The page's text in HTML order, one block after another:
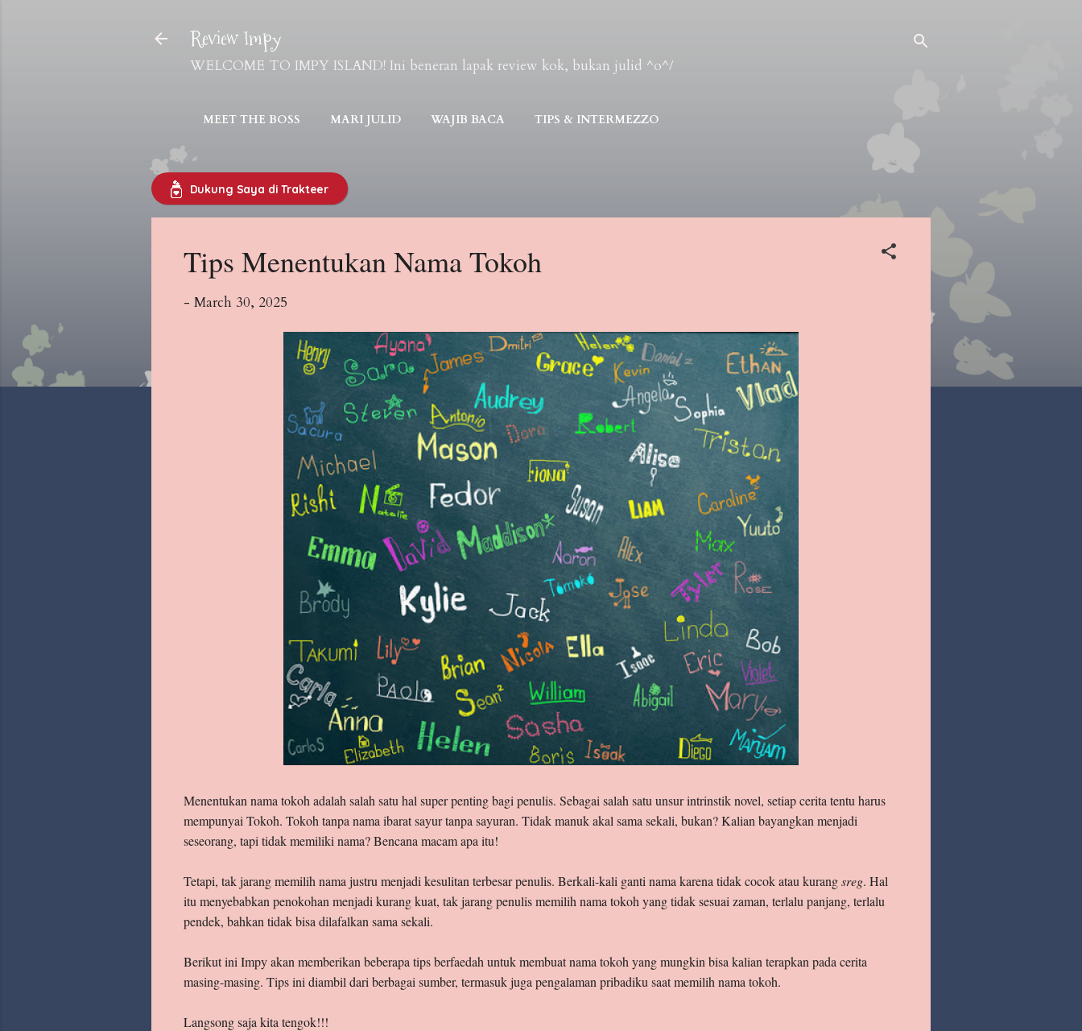
Review Impy
WELCOME TO IMPY ISLAND! Ini beneran lapak review kok, bukan julid ^o^/
MEET THE BOSS MARI JULID WAJIB BACA TIPS & INTERMEZZO
Dukung Saya di Trakteer
Tips Menentukan Nama Tokoh
- March 30, 2025
Menentukan nama tokoh adalah salah satu hal super penting bagi penulis. Sebagai salah satu unsur intrinstik novel, setiap cerita tentu harus
mempunyai Tokoh. Tokoh tanpa nama ibarat sayur tanpa sayuran. Tidak manuk akal sama sekali, bukan? Kalian bayangkan menjadi
seseorang, tapi tidak memiliki nama? Bencana macam apa itu!
Tetapi, tak jarang memilih nama justru menjadi kesulitan terbesar penulis. Berkali-kali ganti nama karena tidak cocok atau kurangsreg. Hal
itu menyebabkan penokohan menjadi kurang kuat, tak jarang penulis memilih nama tokoh yang tidak sesuai zaman, terlalu panjang, terlalu
pendek, bahkan tidak bisa dilafalkan sama sekali.
Berikut ini Impy akan memberikan beberapa tips berfaedah untuk membuat nama tokoh yang mungkin bisa kalian terapkan pada cerita
masing-masing. Tips ini diambil dari berbagai sumber, termasuk juga pengalaman pribadiku saat memilih nama tokoh.
Langsong saja kita tengok!!!